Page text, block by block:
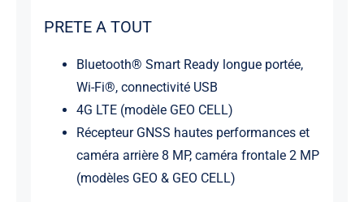
PRETE A TOUT
Bluetooth® Smart Ready longue portée,
Wi-Fi®, connectivité USB
4G LTE (modèle GEO CELL)
Récepteur GNSS hautes performances et
caméra arrière 8 MP, caméra frontale 2 MP
(modèles GEO & GEO CELL)